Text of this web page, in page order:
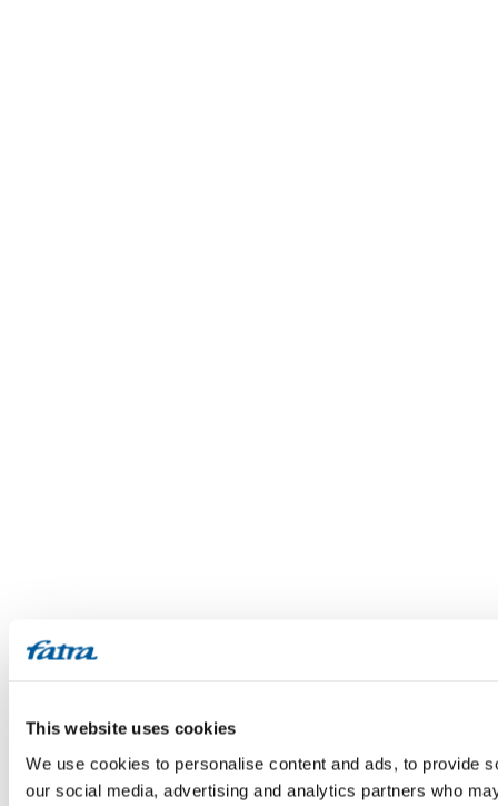
This website uses cookies
We use cookies to personalise content and ads, to provide
our social media, advertising and analytics partners who